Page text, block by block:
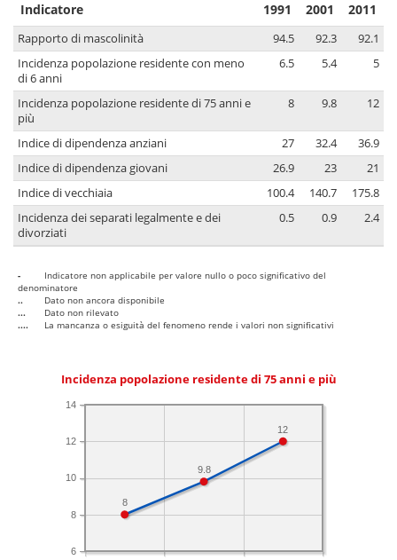
Indicatore 1991 2001 2011
Rapporto di mascolinità 94.5 92.3
92.1
Incidenza popolazione residente con meno
di 6 anni
6.5 5.4 5
Incidenza popolazione residente di 75 anni e
più
8 9.8 12
Indice di dipendenza anziani 27 32.4
36.9
Indice di dipendenza giovani
26.9 23
21
Indice di vecchiaia
100.4 140.7
175.8
Incidenza dei separati legalmente e dei
divorziati
0.5 0.9 2.4
-
Indicatore non applicabile per valore nullo o poco significativo del
denominatore
..
Dato non ancora disponibile
...
Dato non rilevato
....
La mancanza o esiguità del fenomeno rende i valori non significativi
Incidenza popolazione residente di 75 anni e più
6
8
10
12
14
12
9.8
8